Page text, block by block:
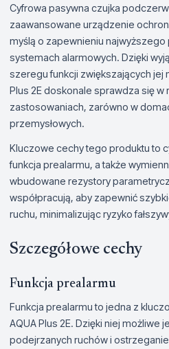
Cyfrowa pasywna czujka
zaawansowane urządzenie
myślą o zapewnieniu
systemach alarmowych. Dzięki
szeregu funkcji zwiększających jej
Plus 2E doskonale sprawdza się w
zastosowaniach, zarówno w
przemysłowych.
Kluczowe cechy tego produktu to
funkcja prealarmu, a także
wbudowane rezystory
współpracują, aby zapewnić
ruchu, minimalizując ryzyko
Szczegółowe cechy
Funkcja prealarmu
Funkcja prealarmu to jedna z
AQUA Plus 2E. Dzięki niej możliwe
podejrzanych ruchów i